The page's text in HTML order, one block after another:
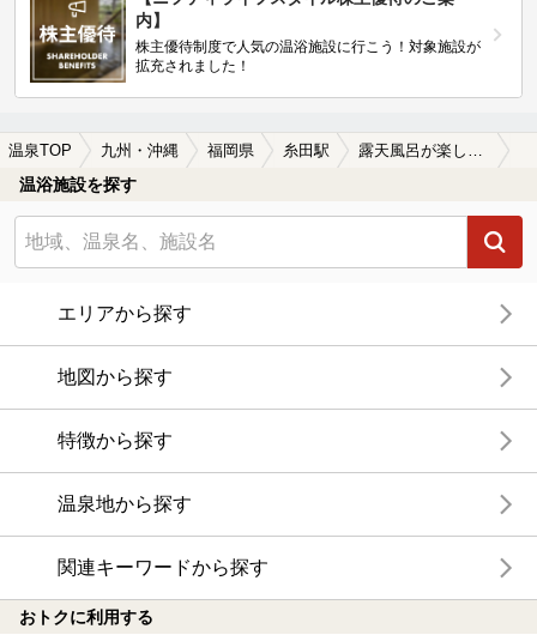
内】
株主優待制度で人気の温浴施設に行こう！対象施設が
拡充されました！
温泉TOP 九州・沖縄 福岡県 糸田駅
温浴施設を探す
エリアから探す
地図から探す
特徴から探す
温泉地から探す
関連キーワードから探す
おトクに利用する